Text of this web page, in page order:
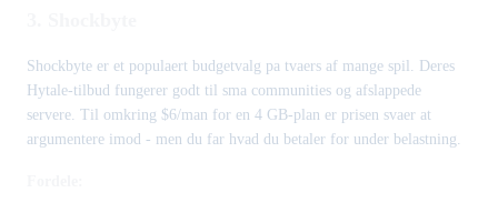
Shockbyte er et populaert budgetvalg pa tvaers af mange spil. Deres
Hytale-tilbud fungerer godt til sma communities og afslappede
servere. Til omkring $6/man for en 4 GB-plan er prisen svaer at
argumentere imod - men du far hvad du betaler for under belastning.